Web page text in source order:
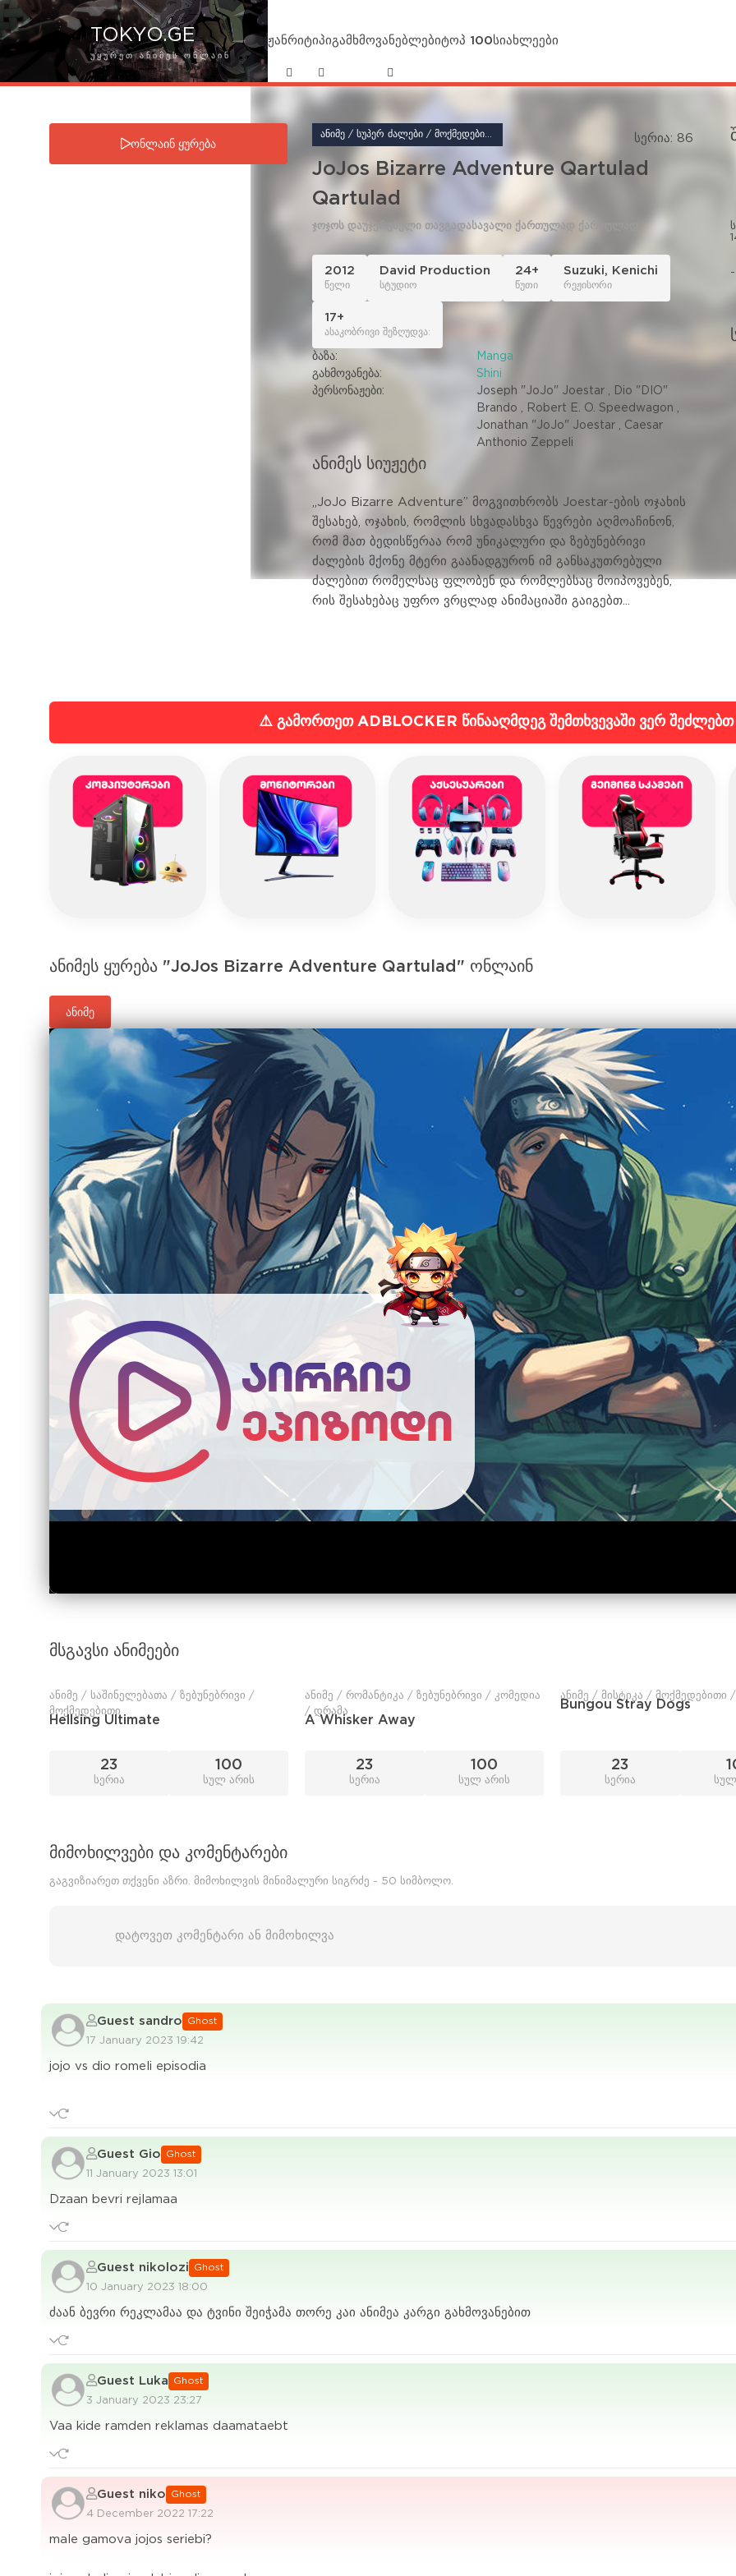
TOKYO.GE
ᲣᲧᲣᲠᲔᲗ ᲐᲜᲘᲛᲔᲡ ᲝᲜᲚᲐᲘᲜ
ჟანრიტიპიგამხმოვანებლებიტოპ 100სიახლეები
სერია: 86
JoJos Bizarre Adventure Qartulad
Qartulad
ჯოჯოს დაუჯერებელი თავგადასავალი ქართულად ქართულად
ონლაინ ყურება
2012
წელი
David Production
სტუდიო
24+
წუთი
Suzuki, Kenichi
რეჟისორი
17+
ასაკობრივი შეზღუდვა:
ბაზა:
Manga
გახმოვანება:
Shini
პერსონაჟები:
Joseph "JoJo" Joestar , Dio "DIO"
Brando , Robert E. O. Speedwagon ,
Jonathan "JoJo" Joestar , Caesar
Anthonio Zeppeli
ანიმეს სიუჟეტი
„JoJo Bizarre Adventure” მოგვითხრობს Joestar-ების ოჯახის
შესახებ, ოჯახის, რომლის სხვადასხვა წევრები აღმოაჩინონ,
რომ მათ ბედისწერაა რომ უნიკალური და ზებუნებრივი
ძალების მქონე მტერი გაანადგურონ იმ განსაკუთრებული
ძალებით რომელსაც ფლობენ და რომლებსაც მოიპოვებენ,
რის შესახებაც უფრო ვრცლად ანიმაციაში გაიგებთ...
-
⚠️ გამორთეთ ADBLOCKER წინააღმდეგ შემთხვევაში ვერ შეძლებთ
ანიმეს ყურება "JoJos Bizarre Adventure Qartulad" ონლაინ
ანიმე
მსგავსი ანიმეები
ანიმე / საშინელებათა / ზებუნებრივი /
მოქმედებითი
Hellsing Ultimate
23
სერია
100
სულ არის
ანიმე / რომანტიკა / ზებუნებრივი / კომედია
/ დრამა
A Whisker Away
23
სერია
100
სულ არის
ანიმე / მისტიკა / მოქმედებითი
Bungou Stray Dogs
23
სერია
მიმოხილვები და კომენტარები
გაგვიზიარეთ თქვენი აზრი. მიმოხილვის მინიმალური სიგრძე - 50 სიმბოლო.
დატოვეთ კომენტარი ან მიმოხილვა
Guest sandro Ghost
17 January 2023 19:42
jojo vs dio romeli episodia
Guest Gio Ghost
11 January 2023 13:01
Dzaan bevri rejlamaa
Guest nikolozi Ghost
10 January 2023 18:00
ძაან ბევრი რეკლამაა და ტვინი შეიჭამა თორე კაი ანიმეა კარგი გახმოვანებით
Guest Luka Ghost
3 January 2023 23:27
Vaa kide ramden reklamas daamataebt
Guest niko Ghost
4 December 2022 17:22
male gamova jojos seriebi?